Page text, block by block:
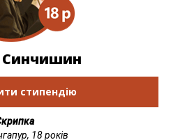
Синчишин
стипендію
18 років